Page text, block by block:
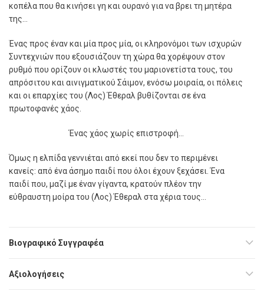
κοπέλα που θα κινήσει γη και ουρανό για να βρει τη µητέρα
της…
Ένας προς έναν και µία προς µία, οι κληρονόµοι των ισχυρών
Συντεχνιών που εξουσιάζουν τη χώρα θα χορέψουν στον
ρυθµό που ορίζουν οι κλωστές του µαριονετίστα τους, του
απρόσιτου και αινιγµατικού Σάιµον, ενόσω µοιραία, οι πόλεις
και οι επαρχίες του (Λος) Έθεραλ βυθίζονται σε ένα
πρωτοφανές χάος.
Ένας χάος χωρίς επιστροφή…
Όµως η ελπίδα γεννιέται από εκεί που δεν το περιµένει
κανείς: από ένα άσηµο παιδί που όλοι έχουν ξεχάσει. Ένα
παιδί που, µαζί µε έναν γίγαντα, κρατούν πλέον την
εύθραυστη µοίρα του (Λος) Έθεραλ στα χέρια τους…
Βιογραφικό Συγγραφέα
Αξιολογήσεις